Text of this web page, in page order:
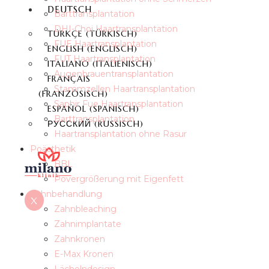
DEUTSCH
TÜRKÇE (TÜRKISCH)
ENGLISH(ENGLISCH)
ITALIANO(ITALIENISCH)
FRANÇAIS
(FRANZÖSISCH)
ESPAÑOL (SPANISCH)
РУССКИЙ(RUSSISCH)
X
Barttransplantation
DHI-Choi Haartransplantation
FUE Haartransplantation
FUT Haartransplantation
Augenbrauentransplantation
Stammzellen Haartransplantation
Saphir Fue Haartransplantation
Barttransplantation
Haartransplantation ohne Rasur
Poästhetik
BBL
Povergrößerung mit Eigenfett
Zahnbehandlung
Zahnbleaching
Zahnimplantate
Zahnkronen
E-Max Kronen